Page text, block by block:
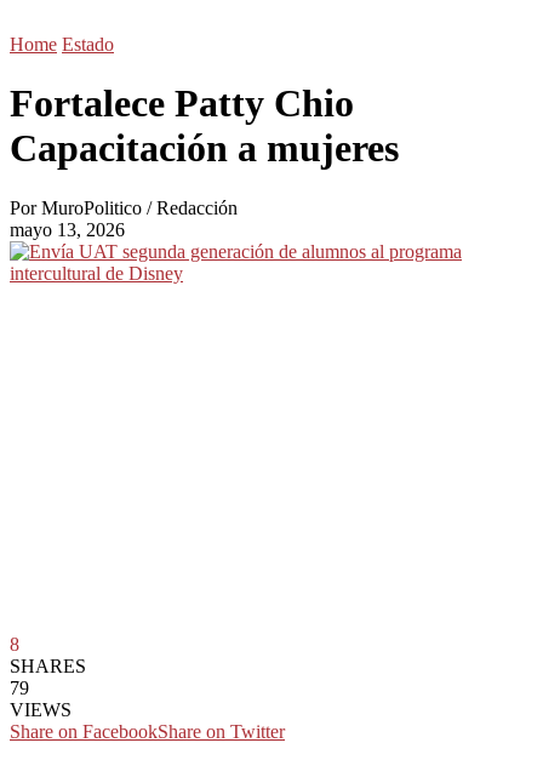
Home Estado
Fortalece Patty Chio
Capacitación a mujeres
PorMuroPolitico / Redacción
mayo 13, 2026
8
SHARES
79
VIEWS
Share on FacebookShare on Twitter